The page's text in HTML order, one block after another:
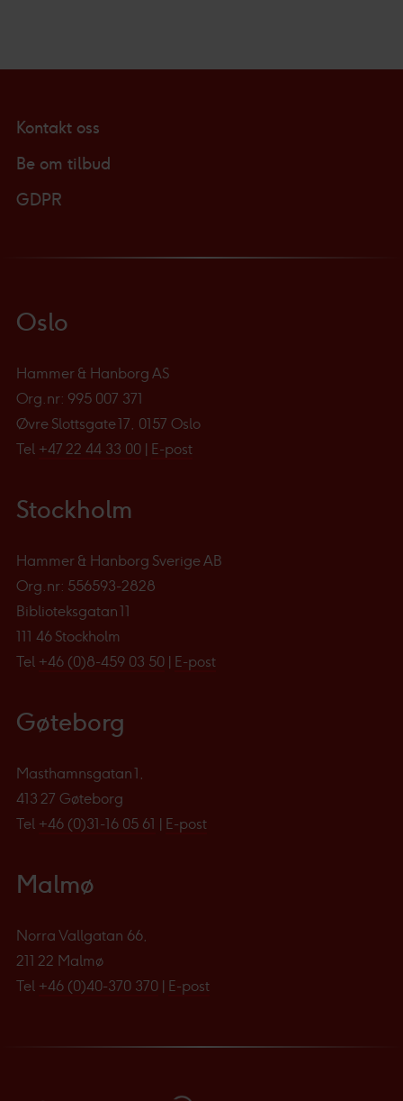
Kontakt oss
Be om tilbud
GDPR
Oslo
Hammer & Hanborg AS
Org.nr: 995 007 371
Øvre Slottsgate 17, 0157 Oslo
Tel +47 22 44 33 00 | E-post
Stockholm
Hammer & Hanborg Sverige AB
Org.nr: 556593-2828
Biblioteksgatan 11
111 46 Stockholm
Tel +46 (0)8-459 03 50 | E-post
Gøteborg
Masthamnsgatan 1,
413 27 Gøteborg
Tel +46 (0)31-16 05 61 | E-post
Malmø
Norra Vallgatan 66,
211 22 Malmø
Tel +46 (0)40-370 370 | E-post